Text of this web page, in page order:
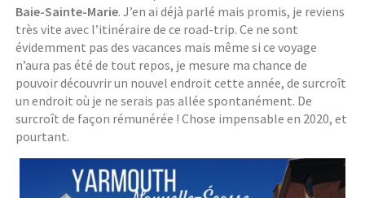
Baie-Sainte-Marie. J’en ai déjà parlé mais promis, je reviens
très vite avec l’itinéraire de ce road-trip. Ce ne sont
évidemment pas des vacances mais même si ce voyage
n’aura pas été de tout repos, je mesure ma chance de
pouvoir découvrir un nouvel endroit cette année, de surcroît
un endroit où je ne serais pas allée spontanément. De
surcroît de façon rémunérée ! Chose impensable en 2020, et
pourtant.